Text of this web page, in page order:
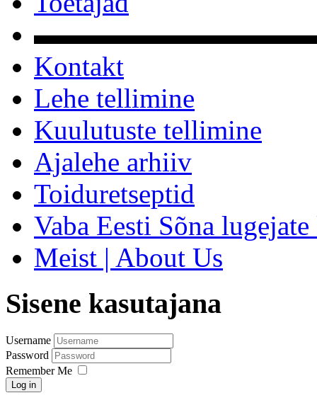
Kontakt
Lehe tellimine
Kuulutuste tellimine
Ajalehe arhiiv
Toiduretseptid
Vaba Eesti Sõna
Meist | About Us
Sisene kasutajana
Username
Password
Remember Me
Log in